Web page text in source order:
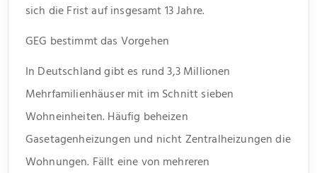
sich die Frist auf insgesamt 13 Jahre.
GEG bestimmt das Vorgehen
In Deutschland gibt es rund 3,3 Millionen
Mehrfamilienhäuser mit im Schnitt sieben
Wohneinheiten. Häufig beheizen
Gasetagenheizungen und nicht Zentralheizungen die
Wohnungen. Fällt eine von mehreren